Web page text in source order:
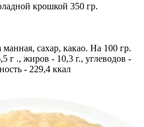
крошкой 350 гр.
сахар, какао. На 100 гр.
г ., жиров - 10,3 г., углеводов -
- 229,4 ккал